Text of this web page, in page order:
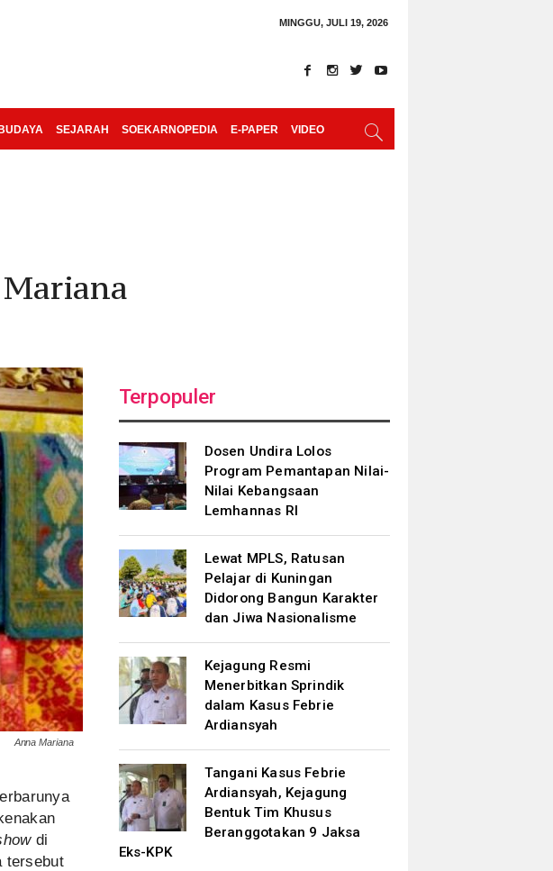
MINGGU, JULI 19, 2026
SEJARAH SOEKARNOPEDIA E-PAPER VIDEO
Anna Mariana
di
tersebut
Terpopuler
Dosen Undira Lolos
Program Pemantapan Nilai-
Nilai Kebangsaan
Lemhannas RI
Lewat MPLS, Ratusan
Pelajar di Kuningan
Didorong Bangun Karakter
dan Jiwa Nasionalisme
Kejagung Resmi
Menerbitkan Sprindik
dalam Kasus Febrie
Ardiansyah
Tangani Kasus Febrie
Ardiansyah, Kejagung
Bentuk Tim Khusus
Beranggotakan 9 Jaksa
Eks-KPK